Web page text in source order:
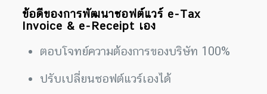
ข้อดีของการพัฒนาซอฟต์แวร์ e-Tax
Invoice & e-Receipt เอง
ตอบโจทย์ความต้องการของบริษัท 100%
ปรับเปลี่ยนซอฟต์แวร์เองได้